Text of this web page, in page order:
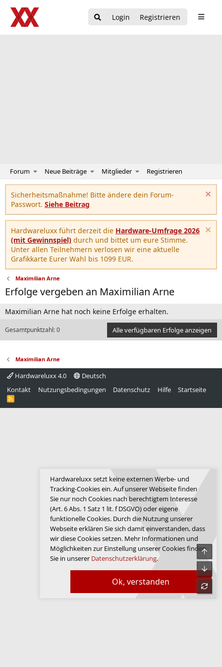
Login Registrieren
Forum Neue Beiträge Mitglieder Registrieren
Sicherheitsmaßnahme! Bitte ändere dein Forum-
Passwort. Siehe Beitrag
Hardwareluxx führt derzeit die Hardware-Umfrage 2026
(mit Gewinnspiel) durch und bittet um eure Stimme.
Unter allen Teilnehmern verlosen wir eine aktuelle
Grafikkarte Eurer Wahl bis 1099 EUR.
Maximilian Arne
Erfolge vergeben an Maximilian Arne
Maximilian Arne hat noch keine Erfolge erhalten.
Gesamtpunktzahl: 0 Alle verfügbaren Erfolge anzeigen
Maximilian Arne
Hardwareluxx 4.0
Deutsch
Kontakt
Nutzungsbedingungen Datenschutz Hilfe Startseite
R
Ok, verstanden
Hardwareluxx setzt keine externen Werbe- und
Tracking-Cookies ein. Auf unserer Webseite finden
Sie nur noch Cookies nach berechtigtem Interesse
(Art. 6 Abs. 1 Satz 1 lit. f DSGVO) oder eigene
funktionelle Cookies. Durch die Nutzung unserer
Webseite erklären Sie sich damit einverstanden, dass
wir diese Cookies setzen. Mehr Informationen und
Möglichkeiten zur Einstellung unserer Cookies finden
Sie in unserer Datenschutzerklärung.